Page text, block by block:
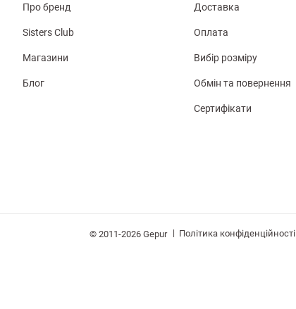
Про бренд
Sisters Club
Магазини
Блог
Доставка
Оплата
Вибір розміру
Обмін та повернення
Сертифікати
© 2011-2026 Gepur | Політика конфіденційності